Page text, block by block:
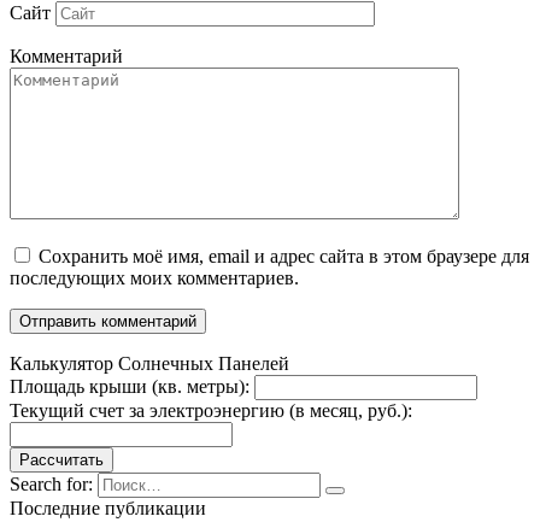
Сайт
Комментарий
Сохранить моё имя, email и адрес сайта в этом браузере для
последующих моих комментариев.
Калькулятор Солнечных Панелей
Площадь крыши (кв. метры):
Текущий счет за электроэнергию (в месяц, руб.):
Search for:
Последние публикации